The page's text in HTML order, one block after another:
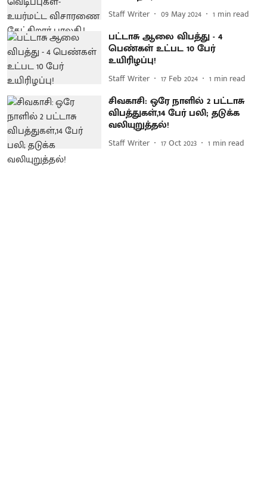
Staff Writer 09 May 2024 1 min read
பட்டாசு ஆலை விபத்து - 4
பெண்கள் உட்பட 10 பேர்
உயிரிழப்பு!
Staff Writer 17 Feb 2024 1 min read
சிவகாசி: ஒரே நாளில் 2 பட்டாசு
விபத்துகள்,14 பேர் பலி; தடுக்க
வலியுறுத்தல்!
Staff Writer 17 Oct 2023 1 min read